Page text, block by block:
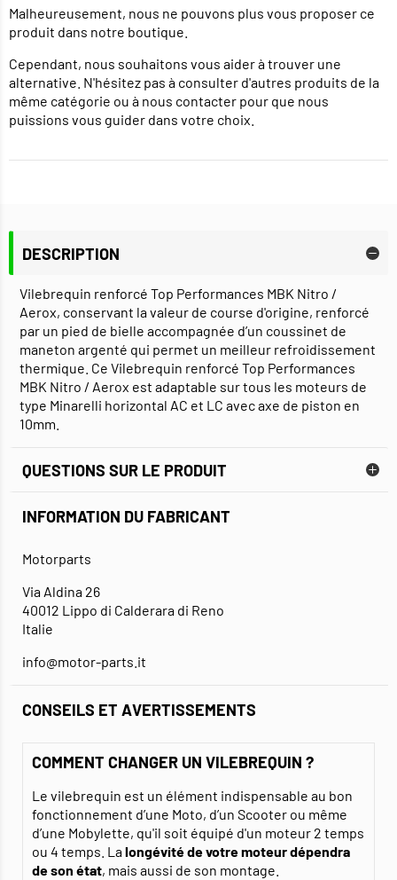
Malheureusement, nous ne pouvons plus vous proposer ce
produit dans notre boutique.
Cependant, nous souhaitons vous aider à trouver une
alternative. N'hésitez pas à consulter d'autres produits de la
même catégorie ou à nous contacter pour que nous
puissions vous guider dans votre choix.
DESCRIPTION
Vilebrequin renforcé Top Performances MBK Nitro /
Aerox, conservant la valeur de course d'origine, renforcé
par un pied de bielle accompagnée d’un coussinet de
maneton argenté qui permet un meilleur refroidissement
thermique. Ce Vilebrequin renforcé Top Performances
MBK Nitro / Aerox est adaptable sur tous les moteurs de
type Minarelli horizontal AC et LC avec axe de piston en
10mm.
QUESTIONS SUR LE PRODUIT
INFORMATION DU FABRICANT
Motorparts
Via Aldina 26
40012 Lippo di Calderara di Reno
Italie
info@motor-parts.it
CONSEILS ET AVERTISSEMENTS
COMMENT CHANGER UN VILEBREQUIN ?
Le vilebrequin est un élément indispensable au bon
fonctionnement d’une Moto, d’un Scooter ou même
d’une Mobylette, qu'il soit équipé d'un moteur 2 temps
ou 4 temps. Lalongévité de votre moteur dépendra
de son état, mais aussi de son montage.